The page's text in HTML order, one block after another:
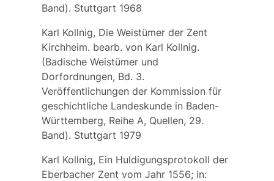
Band). Stuttgart 1968
Karl Kollnig, Die Weistümer der Zent
Kirchheim. bearb. von Karl Kollnig.
(Badische Weistümer und
Dorfordnungen, Bd. 3.
Veröffentlichungen der Kommission für
geschichtliche Landeskunde in Baden-
Württemberg, Reihe A, Quellen, 29.
Band). Stuttgart 1979
Karl Kollnig, Ein Huldigungsprotokoll der
Eberbacher Zent vom Jahr 1556; in: